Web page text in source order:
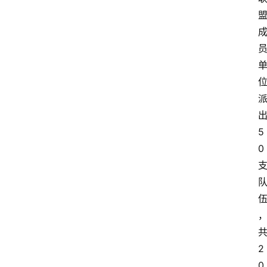
盟
成
员
单
位
派
出
5
0
支
队
伍
，
共
2